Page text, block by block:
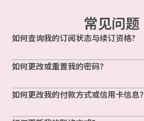
常见问题
如何查询我的订阅状态与续订资格?
如何更改或重置我的密码？
如何更改我的付款方式或信用卡信息？